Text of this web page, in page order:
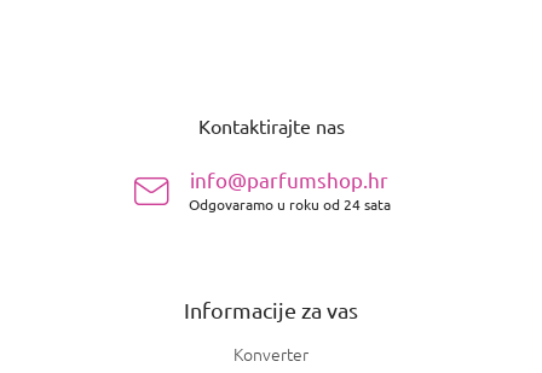
Kontaktirajte nas
info@parfumshop.hr
Odgovaramo u roku od 24 sata
Informacije za vas
Konverter